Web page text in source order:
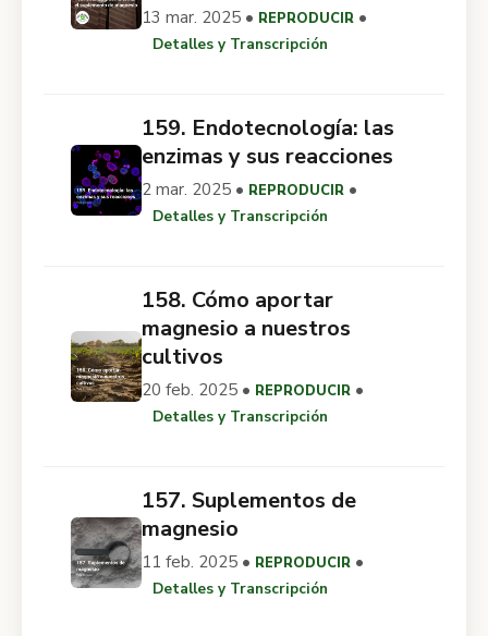
13 mar. 2025 • REPRODUCIR •
Detalles y Transcripción
159. Endotecnología: las
enzimas y sus reacciones
2 mar. 2025 • REPRODUCIR •
Detalles y Transcripción
158. Cómo aportar
magnesio a nuestros
cultivos
20 feb. 2025 • REPRODUCIR •
Detalles y Transcripción
157. Suplementos de
magnesio
11 feb. 2025 • REPRODUCIR •
Detalles y Transcripción